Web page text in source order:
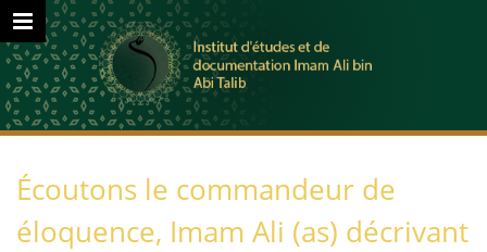
Écoutons le commandeur de
éloquence, Imam Ali (as) décrivant